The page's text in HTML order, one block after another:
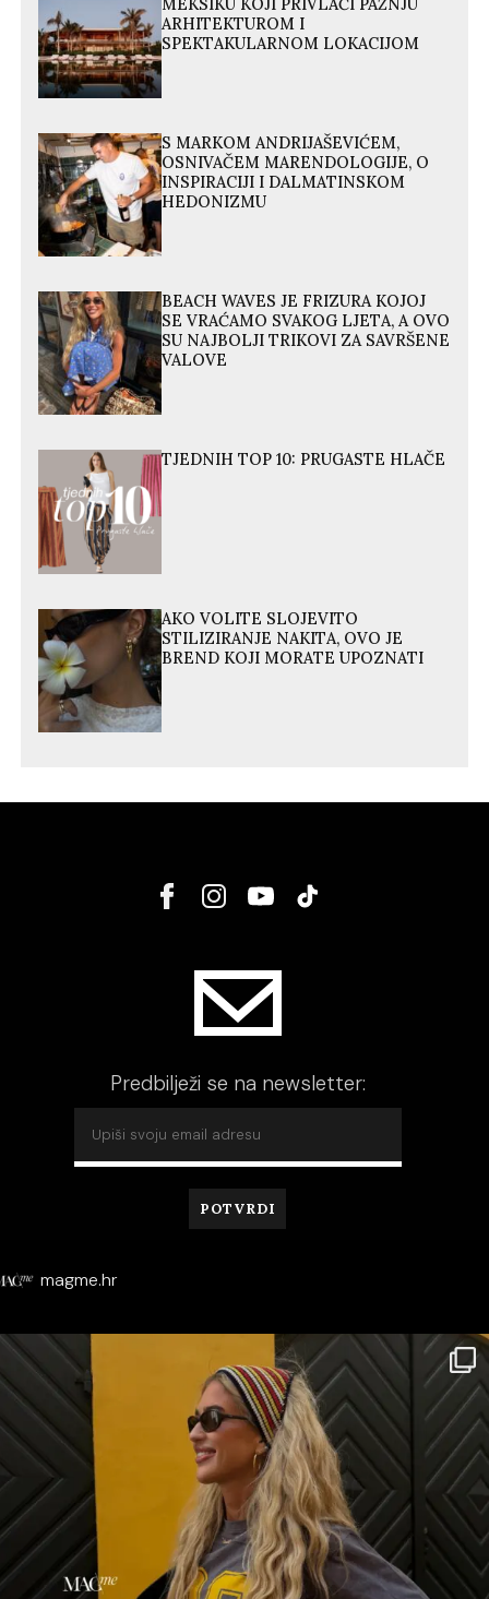
MEKSIKU KOJI PRIVLAČI PAŽNJU
ARHITEKTUROM I
SPEKTAKULARNOM LOKACIJOM
S MARKOM ANDRIJAŠEVIĆEM,
OSNIVAČEM MARENDOLOGIJE, O
INSPIRACIJI I DALMATINSKOM
HEDONIZMU
BEACH WAVES JE FRIZURA KOJOJ
SE VRAĆAMO SVAKOG LJETA, A OVO
SU NAJBOLJI TRIKOVI ZA SAVRŠENE
VALOVE
TJEDNIH TOP 10: PRUGASTE HLAČE
AKO VOLITE SLOJEVITO
STILIZIRANJE NAKITA, OVO JE
BREND KOJI MORATE UPOZNATI
Predbilježi se na newsletter:
magme.hr